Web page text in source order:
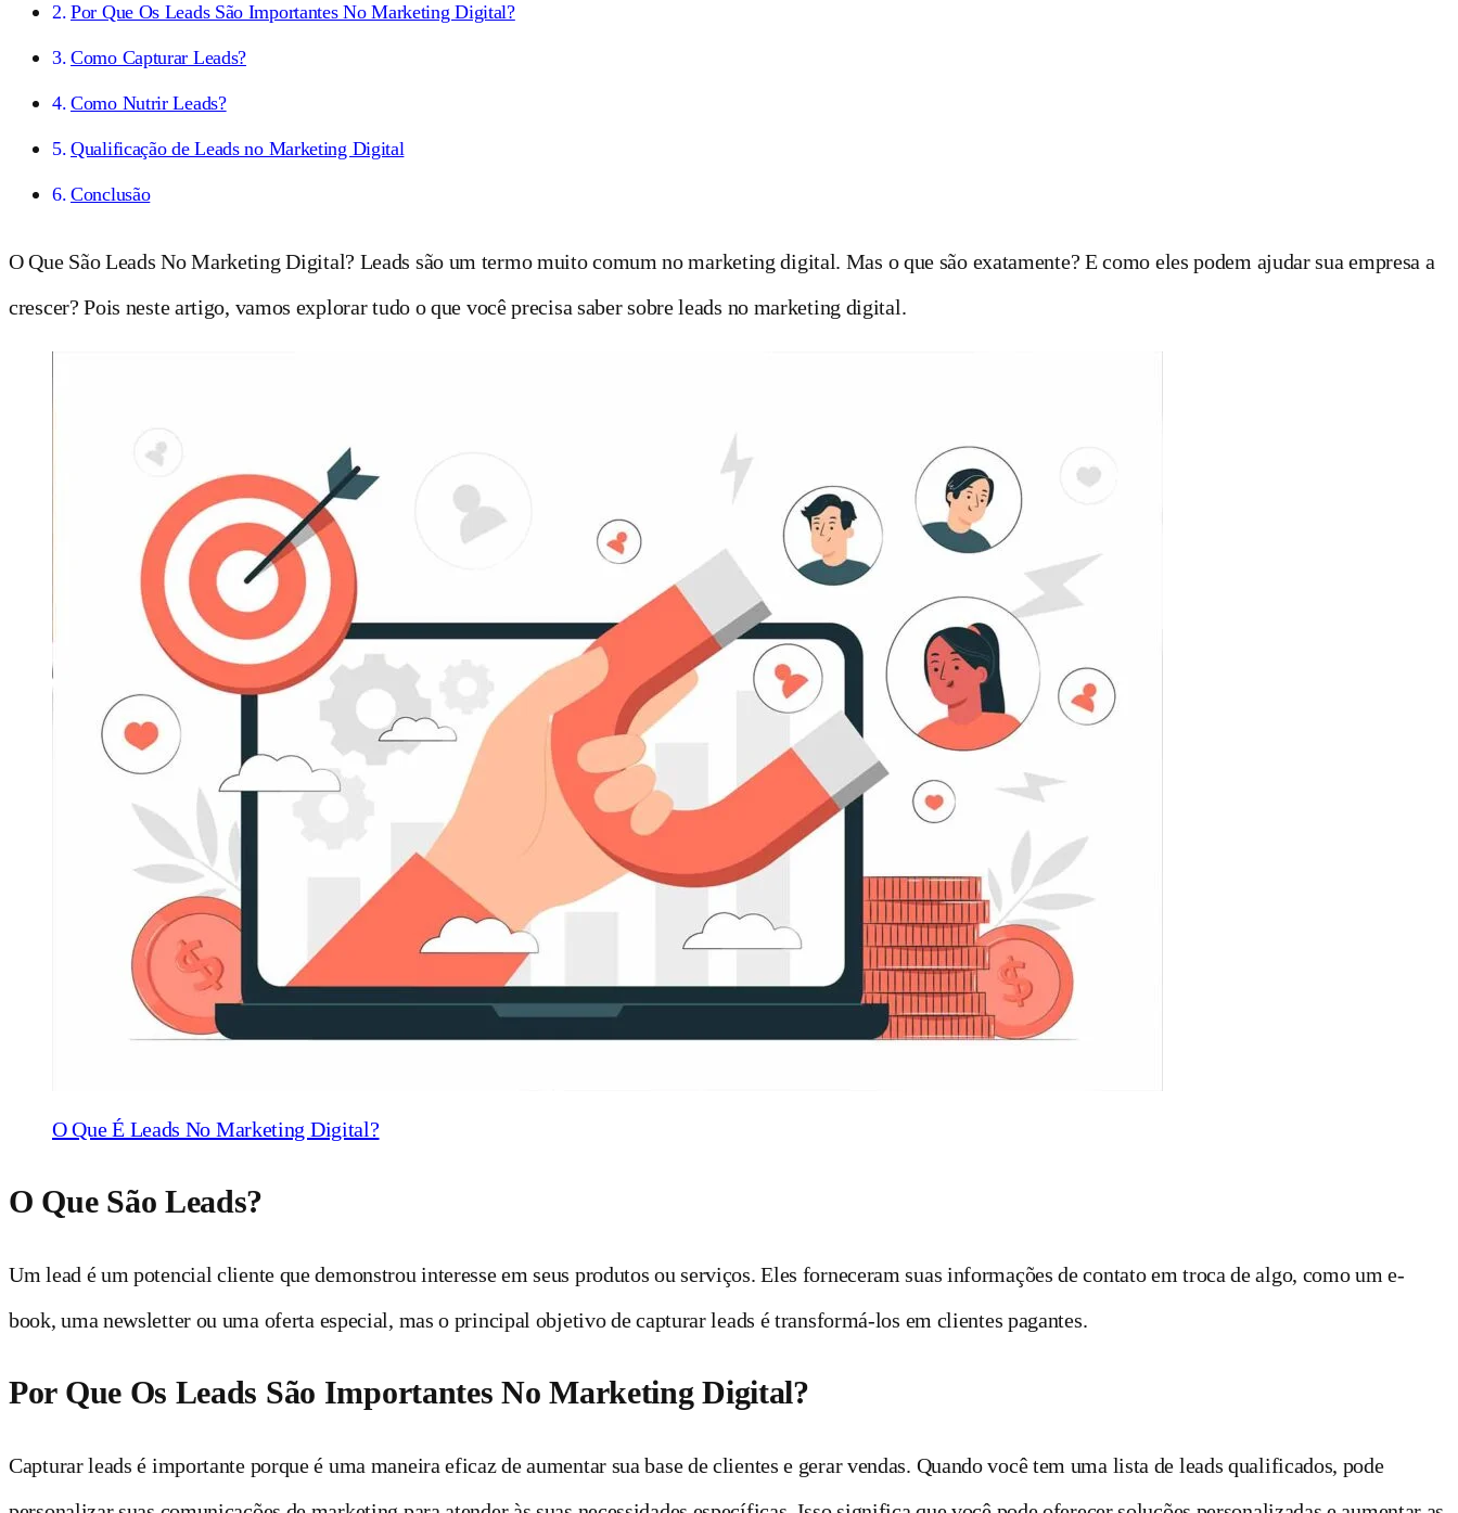
Por Que Os Leads São Importantes No Marketing Digital?
Como Capturar Leads?
Como Nutrir Leads?
Qualificação de Leads no Marketing Digital
Conclusão
O Que São Leads No Marketing Digital? Leads são um termo muito comum no marketing digital. Mas o que são exatamente? E como eles podem ajudar sua empresa a
crescer? Pois neste artigo, vamos explorar tudo o que você precisa saber sobre leads no marketing digital.
O Que É Leads No Marketing Digital?
O Que São Leads?
Um lead é um potencial cliente que demonstrou interesse em seus produtos ou serviços. Eles forneceram suas informações de contato em troca de algo, como um e-
book, uma newsletter ou uma oferta especial, mas o principal objetivo de capturar leads é transformá-los em clientes pagantes.
Por Que Os Leads São Importantes No Marketing Digital?
Capturar leads é importante porque é uma maneira eficaz de aumentar sua base de clientes e gerar vendas. Quando você tem uma lista de leads qualificados, pode